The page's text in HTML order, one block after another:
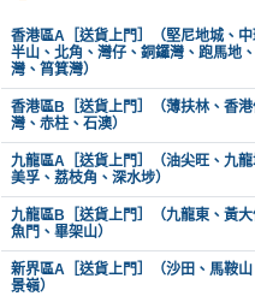
香港區A［送貨上門］（堅尼地城、中
半山、北角、灣仔、銅鑼灣、跑馬地
灣、筲箕灣）
香港區B［送貨上門］（薄扶林、香
灣、赤柱、石澳）
九龍區A［送貨上門］（油尖旺、九龍
美孚、荔枝角、深水埗）
九龍區B［送貨上門］（九龍東、黃
魚門、畢架山）
新界區A［送貨上門］（沙田、馬鞍
景嶺）